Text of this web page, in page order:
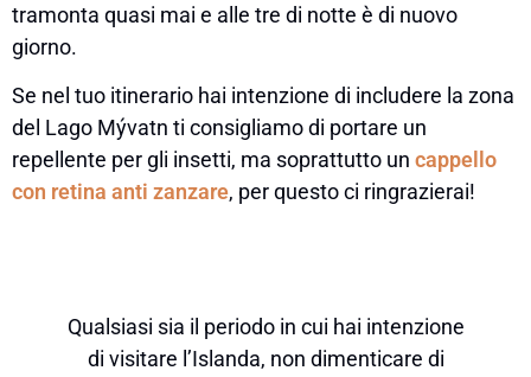
tramonta quasi mai e alle tre di notte è di nuovo
giorno.
Se nel tuo itinerario hai intenzione di includere la zona
del Lago Mývatn ti consigliamo di portare un
repellente per gli insetti, ma soprattutto un cappello
con retina anti zanzare, per questo ci ringrazierai!
Qualsiasi sia il periodo in cui hai intenzione
di visitare l’Islanda, non dimenticare di